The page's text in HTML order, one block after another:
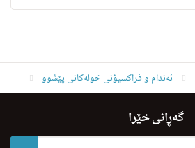
ئەندام و فراکسیۆنی خولەکانی پێشوو
فخرالدین قادر عارف
گەڕانی خێرا